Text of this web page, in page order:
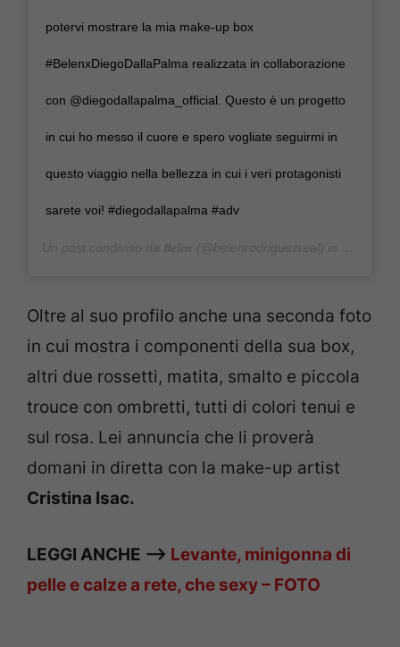
potervi mostrare la mia make-up box
#BelenxDiegoDallaPalma realizzata in collaborazione
con @diegodallapalma_official. Questo è un progetto
in cui ho messo il cuore e spero vogliate seguirmi in
questo viaggio nella bellezza in cui i veri protagonisti
sarete voi! #diegodallapalma #adv
Oltre al suo profilo anche una seconda foto
in cui mostra i componenti della sua box,
altri due rossetti, matita, smalto e piccola
trouce con ombretti, tutti di colori tenui e
sul rosa. Lei annuncia che li proverà
domani in diretta con la make-up artist
Cristina Isac.
LEGGI ANCHE –> Levante, minigonna di
pelle e calze a rete, che sexy – FOTO